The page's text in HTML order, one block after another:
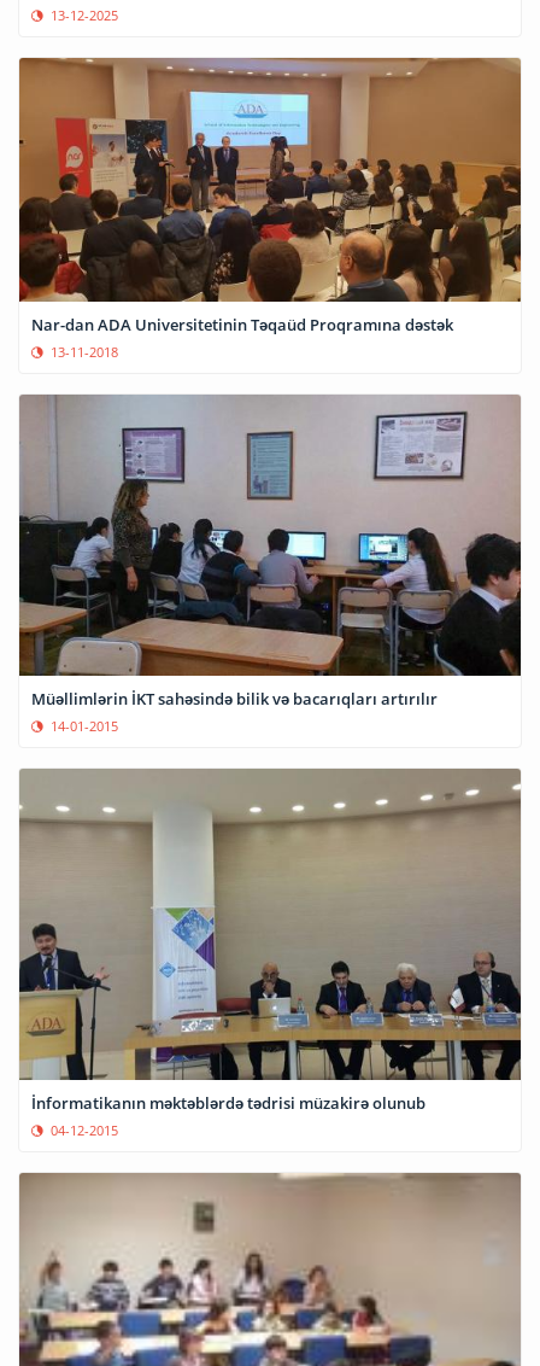
13-12-2025
Nar-dan ADA Universitetinin Təqaüd Proqramına dəstək
13-11-2018
Müəllimlərin İKT sahəsində bilik və bacarıqları artırılır
14-01-2015
İnformatikanın məktəblərdə tədrisi müzakirə olunub
04-12-2015